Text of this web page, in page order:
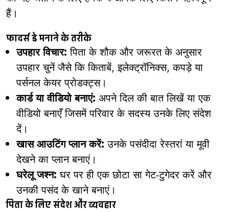
हैं।
फादर्स डे मनाने के तरीके
उपहार विचार: पिता के शौक और जरूरत के अनुसार
उपहार चुनें जैसे कि किताबें, इलेक्ट्रॉनिक्स, कपड़े या
पर्सनल केयर प्रोडक्ट्स।
कार्ड या वीडियो बनाएं: अपने दिल की बात लिखें या एक
वीडियो बनाएँ जिसमें परिवार के सदस्य उनके लिए संदेश
दें।
खास आउटिंग प्लान करें: उनके पसंदीदा रेस्तरां या मूवी
देखने का प्लान बनाएं।
घरेलू जश्न: घर पर ही एक छोटा सा गेट-टुगेदर करें और
उनकी पसंद के खाने बनाएं।
पिता के लिए संदेश और व्यवहार